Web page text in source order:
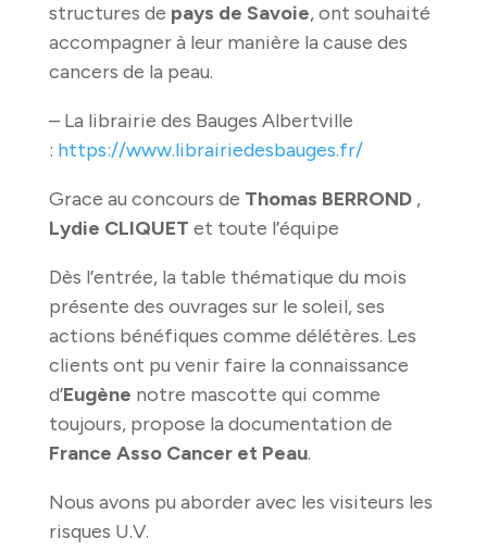
structures de pays de Savoie, ont souhaité
accompagner à leur manière la cause des
cancers de la peau.
– La librairie des Bauges Albertville
: https://www.librairiedesbauges.fr/
Grace au concours de Thomas BERROND,
Lydie CLIQUET et toute l’équipe
Dès l’entrée, la table thématique du mois
présente des ouvrages sur le soleil, ses
actions bénéfiques comme délétères. Les
clients ont pu venir faire la connaissance
d’Eugène notre mascotte qui comme
toujours, propose la documentation de
France Asso Cancer et Peau.
Nous avons pu aborder avec les visiteurs les
risques U.V.